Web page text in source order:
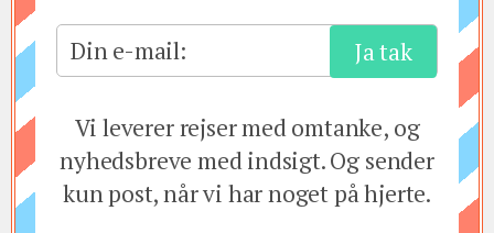
Din e-mail:
Vi leverer rejser med omtanke, og
nyhedsbreve med indsigt. Og sender
kun post, når vi har noget på hjerte.